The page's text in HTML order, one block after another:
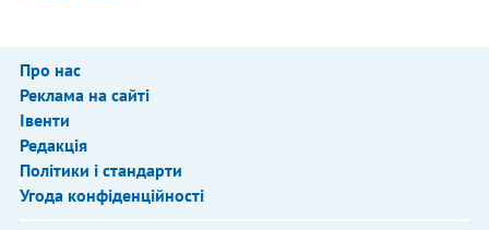
Про нас
Реклама на сайті
Івенти
Редакція
Політики і стандарти
Угода конфіденційності